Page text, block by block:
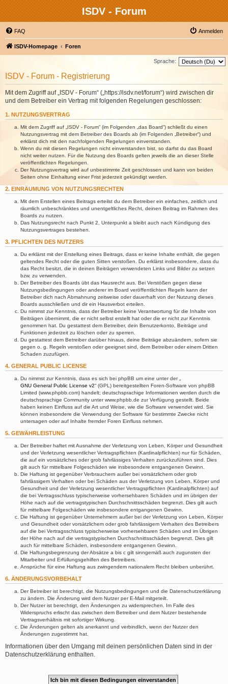
ISDV - Forum
FAQ Anmelden
ISDV-Homepage Foren
Sprache:
ISDV - Forum - Registrierung
Mit dem Zugriff auf „ISDV - Forum“ („https://isdv.net/forum“) wird zwischen dir
und dem Betreiber ein Vertrag mit folgenden Regelungen geschlossen:
1. NUTZUNGSVERTRAG
Mit dem Zugriff auf „ISDV - Forum“ (im Folgenden „das Board“) schließt du einen
Nutzungsvertrag mit dem Betreiber des Boards ab (im Folgenden „Betreiber“) und
erklärst dich mit den nachfolgenden Regelungen einverstanden.
Wenn du mit diesen Regelungen nicht einverstanden bist, so darfst du das Board
nicht weiter nutzen. Für die Nutzung des Boards gelten jeweils die an dieser Stelle
veröffentlichten Regelungen.
Der Nutzungsvertrag wird auf unbestimmte Zeit geschlossen und kann von beiden
Seiten ohne Einhaltung einer Frist jederzeit gekündigt werden.
2. EINRÄUMUNG VON NUTZUNGSRECHTEN
Mit dem Erstellen eines Beitrags erteilst du dem Betreiber ein einfaches, zeitlich und
räumlich unbeschränktes und unentgeltliches Recht, deinen Beitrag im Rahmen des
Boards zu nutzen.
Das Nutzungsrecht nach Punkt 2, Unterpunkt a bleibt auch nach Kündigung des
Nutzungsvertrages bestehen.
3. PFLICHTEN DES NUTZERS
Du erklärst mit der Erstellung eines Beitrags, dass er keine Inhalte enthält, die gegen
geltendes Recht oder die guten Sitten verstoßen. Du erklärst insbesondere, dass du
das Recht besitzt, die in deinen Beiträgen verwendeten Links und Bilder zu setzen
bzw. zu verwenden.
Der Betreiber des Boards übt das Hausrecht aus. Bei Verstößen gegen diese
Nutzungsbedingungen oder anderer im Board veröffentlichten Regeln kann der
Betreiber dich nach Abmahnung zeitweise oder dauerhaft von der Nutzung dieses
Boards ausschließen und dir ein Hausverbot erteilen.
Du nimmst zur Kenntnis, dass der Betreiber keine Verantwortung für die Inhalte von
Beiträgen übernimmt, die er nicht selbst erstellt hat oder die er nicht zur Kenntnis
genommen hat. Du gestattest dem Betreiber, dein Benutzerkonto, Beiträge und
Funktionen jederzeit zu löschen oder zu sperren.
Du gestattest dem Betreiber darüber hinaus, deine Beiträge abzuändern, sofern sie
gegen o. g. Regeln verstoßen oder geeignet sind, dem Betreiber oder einem Dritten
Schaden zuzufügen.
4. GENERAL PUBLIC LICENSE
Du nimmst zur Kenntnis, dass es sich bei phpBB um eine unter der „
GNU General Public License v2“ (GPL) bereitgestellten Foren-Software von phpBB
Limited (www.phpbb.com) handelt; deutschsprachige Informationen werden durch die
deutschsprachige Community unter www.phpbb.de zur Verfügung gestellt. Beide
haben keinen Einfluss auf die Art und Weise, wie die Software verwendet wird. Sie
können insbesondere die Verwendung der Software für bestimmte Zwecke nicht
untersagen oder auf Inhalte fremder Foren Einfluss nehmen.
5. GEWÄHRLEISTUNG
Der Betreiber haftet mit Ausnahme der Verletzung von Leben, Körper und Gesundheit
und der Verletzung wesentlicher Vertragspflichten (Kardinalpflichten) nur für Schäden,
die auf ein vorsätzliches oder grob fahrlässiges Verhalten zurückzuführen sind. Dies
gilt auch für mittelbare Folgeschäden wie insbesondere entgangenen Gewinn.
Die Haftung ist gegenüber Verbrauchern außer bei vorsätzlichem oder grob
fahrlässigem Verhalten oder bei Schäden aus der Verletzung von Leben, Körper und
Gesundheit und der Verletzung wesentlicher Vertragspflichten (Kardinalpflichten) auf
die bei Vertragsschluss typischerweise vorhersehbaren Schäden und im übrigen der
Höhe nach auf die vertragstypischen Durchschnittsschäden begrenzt. Dies gilt auch
für mittelbare Folgeschäden wie insbesondere entgangenen Gewinn.
Die Haftung ist gegenüber Unternehmern außer bei der Verletzung von Leben, Körper
und Gesundheit oder vorsätzlichem oder grob fahrlässigem Verhalten des Betreibers
auf die bei Vertragsschluss typischerweise vorhersehbaren Schäden und im Übrigen
der Höhe nach auf die vertragstypischen Durchschnittsschäden begrenzt. Dies gilt
auch für mittelbare Schäden, insbesondere entgangenen Gewinn.
Die Haftungsbegrenzung der Absätze a bis c gilt sinngemäß auch zugunsten der
Mitarbeiter und Erfüllungsgehilfen des Betreibers.
Ansprüche für eine Haftung aus zwingendem nationalem Recht bleiben unberührt.
6. ÄNDERUNGSVORBEHALT
Der Betreiber ist berechtigt, die Nutzungsbedingungen und die Datenschutzerklärung
zu ändern. Die Änderung wird dem Nutzer per E-Mail mitgeteilt.
Der Nutzer ist berechtigt, den Änderungen zu widersprechen. Im Falle des
Widerspruchs erlischt das zwischen dem Betreiber und dem Nutzer bestehende
Vertragsverhältnis mit sofortiger Wirkung.
Die Änderungen gelten als anerkannt und verbindlich, wenn der Nutzer den
Änderungen zugestimmt hat.
Informationen über den Umgang mit deinen persönlichen Daten sind in der
Datenschutzerklärung enthalten.